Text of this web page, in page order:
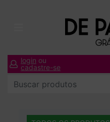
login ou
cadastre-se